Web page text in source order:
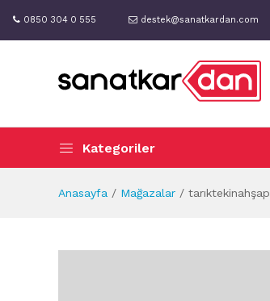
0850 304 0 555 destek@sanatkardan.com
Kategoriler
Anasayfa Mağazalar tarıktekinahşap